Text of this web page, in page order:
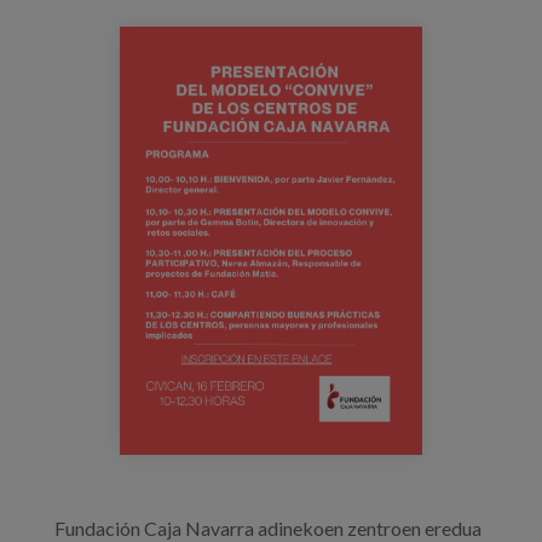
Fundación Caja Navarra adinekoen zentroen eredua